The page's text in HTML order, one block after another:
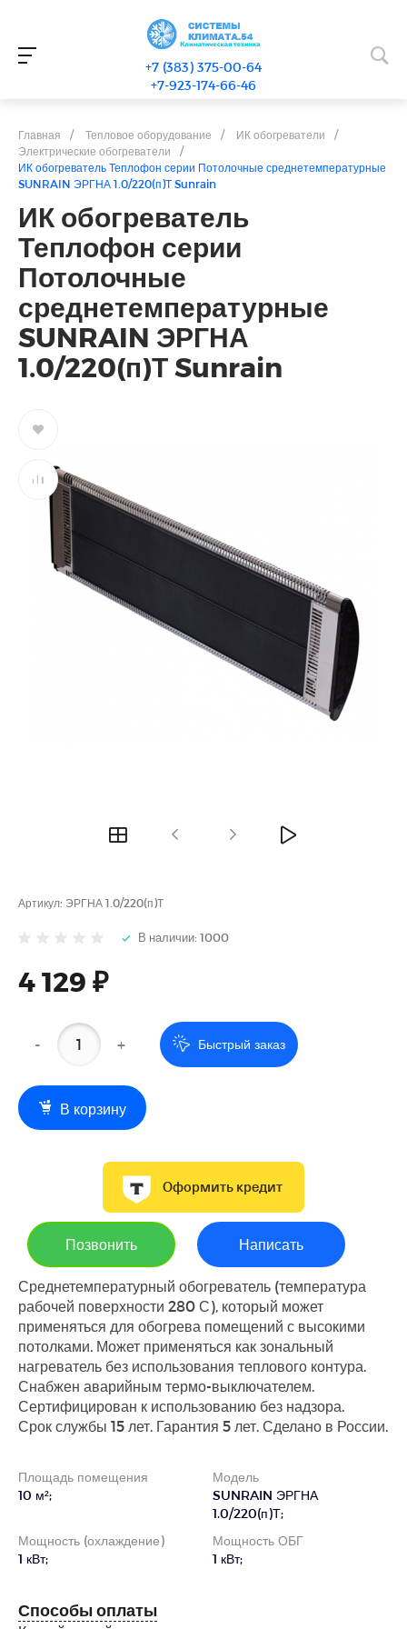
+7 (383) 375-00-64
+7-923-174-66-46
Главная / Тепловое оборудование / ИК обогреватели
/
Электрические обогреватели
/
ИК обогреватель Теплофон серии Потолочные среднетемпературные
SUNRAIN ЭРГНА 1.0/220(п)Т Sunrain
ИК обогреватель
Теплофон серии
Потолочные
среднетемпературные
SUNRAIN ЭРГНА
1.0/220(п)Т Sunrain
Артикул: ЭРГНА 1.0/220(п)Т
В наличии: 1000
4 129 ₽
- + Быстрый заказ
В корзину
Оформить кредит
Позвонить Написать
Среднетемпературный обогреватель (температура
рабочей поверхности 280 С), который может
применяться для обогрева помещений с высокими
потолками. Может применяться как зональный
нагреватель без использования теплового контура.
Снабжен аварийным термо-выключателем.
Сертифицирован к использованию без надзора.
Срок службы 15 лет. Гарантия 5 лет. Сделано в России.
Площадь помещения
10 м²;
Модель
SUNRAIN ЭРГНА
1.0/220(п)Т;
Мощность (охлаждение)
1 кВт;
Мощность ОБГ
1 кВт;
Способы оплаты